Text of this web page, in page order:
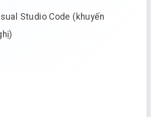
Studio Code (khuyến